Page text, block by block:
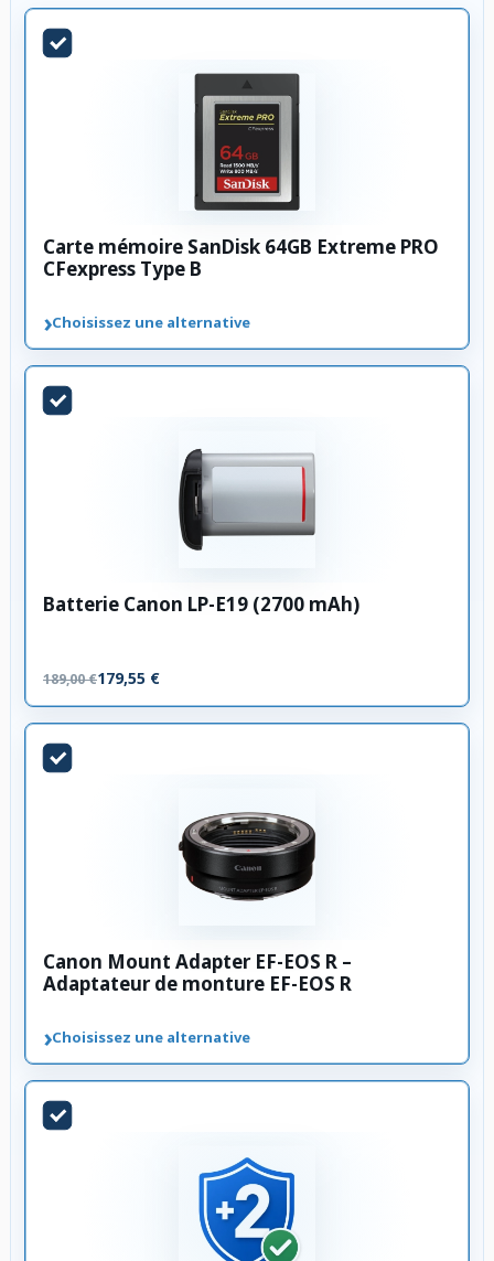
Carte mémoire SanDisk 64GB Extreme PRO
CFexpress Type B
›Choisissez une alternative
Batterie Canon LP-E19 (2700 mAh)
189,00 €179,55 €
Canon Mount Adapter EF-EOS R –
Adaptateur de monture EF-EOS R
›Choisissez une alternative